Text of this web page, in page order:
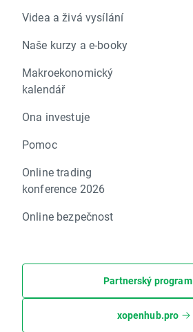
Videa a živá vysílání
Naše kurzy a e-booky
Makroekonomický
kalendář
Ona investuje
Pomoc
Online trading
konference 2026
Online bezpečnost
Partnerský program
xopenhub.pro